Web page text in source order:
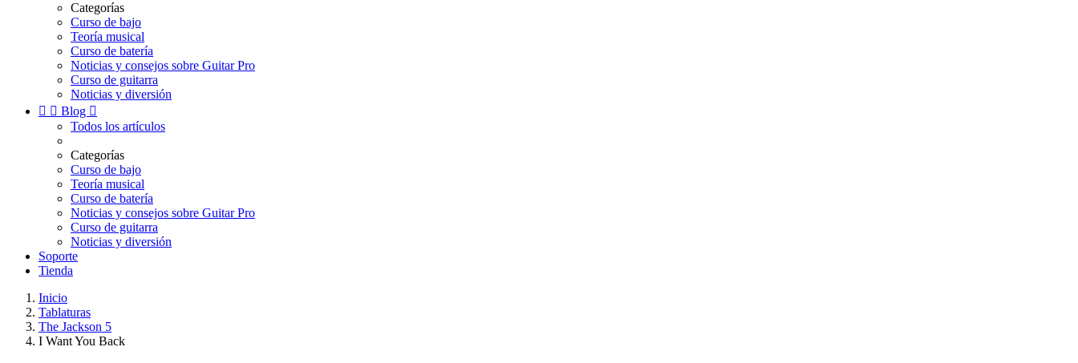
Categorías
Curso de bajo
Teoría musical
Curso de batería
Noticias y consejos sobre Guitar Pro
Curso de guitarra
Noticias y diversión
  Blog 
Todos los artículos
Categorías
Curso de bajo
Teoría musical
Curso de batería
Noticias y consejos sobre Guitar Pro
Curso de guitarra
Noticias y diversión
Soporte
Tienda
Inicio
Tablaturas
The Jackson 5
I Want You Back